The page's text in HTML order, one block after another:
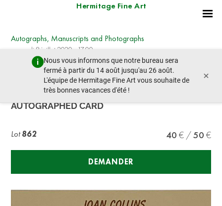
Hermitage Fine Art
Nous vous informons que notre bureau sera
fermé à partir du 14 août jusqu'au 26 août.
L'équipe de Hermitage Fine Art vous souhaite de
très bonnes vacances d'été !
×
Autographs, Manuscripts and Photographs
mercredi 8 juillet 2020 - 17:00
lot précédent lot suivant
JOAN COLLINS (BORN 1933),
AUTOGRAPHED CARD
Lot862 40 50
DEMANDER